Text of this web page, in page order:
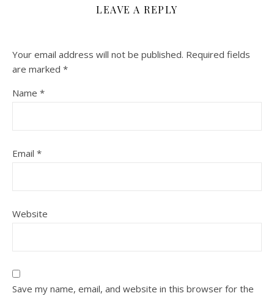
LEAVE A REPLY
Your email address will not be published. Required fields
are marked *
Name *
Email *
Website
Save my name, email, and website in this browser for the